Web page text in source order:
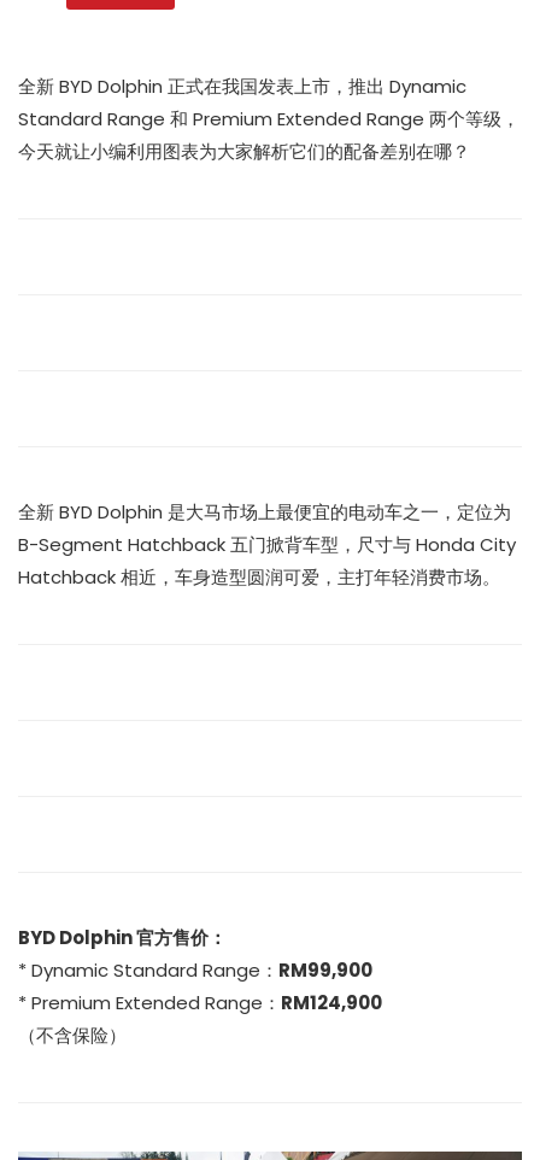
全新 BYD Dolphin 正式在我国发表上市，推出 Dynamic
Standard Range 和 Premium Extended Range 两个等级，
今天就让小编利用图表为大家解析它们的配备差别在哪？
全新 BYD Dolphin 是大马市场上最便宜的电动车之一，定位为
B-Segment Hatchback 五门掀背车型，尺寸与 Honda City
Hatchback 相近，车身造型圆润可爱，主打年轻消费市场。
BYD Dolphin 官方售价：
* Dynamic Standard Range： RM99,900
* Premium Extended Range： RM124,900
（不含保险）